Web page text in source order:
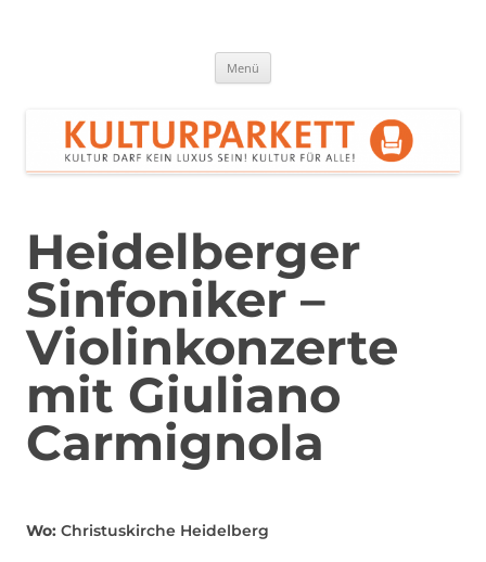
Menü
Heidelberger
Sinfoniker –
Violinkonzerte
mit Giuliano
Carmignola
Wo: Christuskirche Heidelberg